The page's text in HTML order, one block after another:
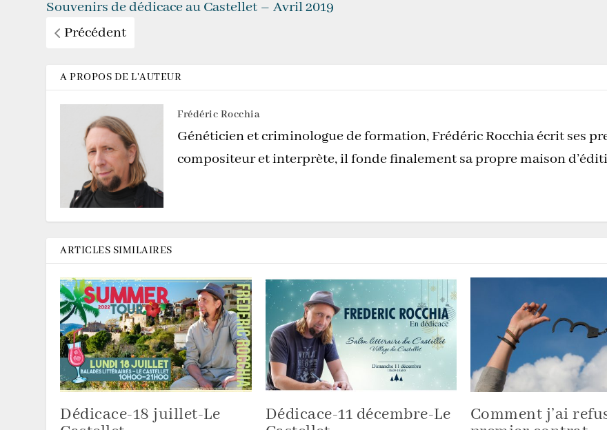
Souvenirs de dédicace au Castellet – Avril 2019
Précédent
A PROPOS DE L'AUTEUR
Frédéric Rocchia
Généticien et criminologue de formation, Frédéric Rocchia écrit ses
compositeur et interprète, il fonde finalement sa propre maison
ARTICLES SIMILAIRES
Dédicace-18 juillet-Le
Dédicace-11 décembre-Le
Comment j’ai